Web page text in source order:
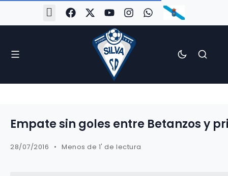
Empate sin goles entre Betanzos y
28/07/2016 Menos de 1' de lectura